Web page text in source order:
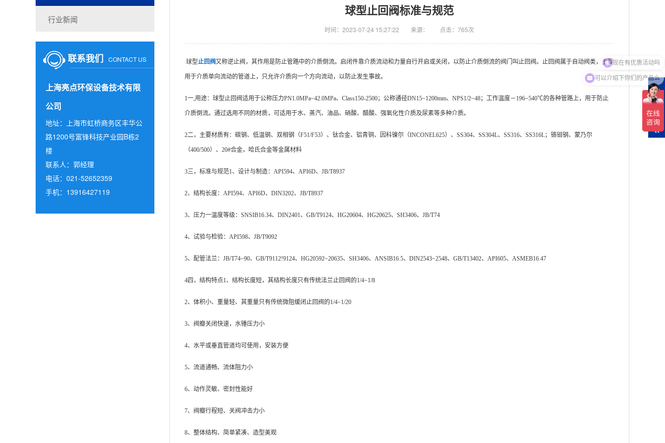
行业新闻
联系我们 CONTACT US
上海亮点环保设备技术有限
公司
地址：上海市虹桥商务区丰华公
路1200号富锋科技产业园B栋2
楼
联系人：郭经理
电话：021-52652359
手机：13916427119
球型止回阀标准与规范
时间：2023-07-24 15:27:22 来源： 点击：765次
球型止回阀 又称逆止阀，其作用是防止管路中的介质倒流。启闭件靠介质流动和力量自行开启或关闭，以防止介质倒流的阀门叫止回阀。止回阀属于自动阀类，主要
用于介质单向流动的管道上，只允许介质向一个方向流动，以防止发生事故。
1一,用途：球型止回阀适用于公称压力PN1.0MPa~42.0MPa、Class150-2500；公称通径DN15~1200mm、NPS1/2~48；工作温度－196~540℃的各种管路上，用于防止
介质倒流。通过选用不同的材质，可适用于水、蒸汽、油品、硝酸、醋酸、强氧化性介质及尿素等多种介质。
2二，主要材质有：碳钢、低温钢、双相钢（F51/F53）、钛合金、铝青铜、因科镍尔（INCONEL625）、SS304、SS304L、SS316、SS316L；铬钼钢、蒙乃尔
（400/500）、20#合金，哈氏合金等金属材料
3三，标准与规范1、设计与制造：API594、API6D、JB/T8937
2、结构长度：API594、API6D、DIN3202、JB/T8937
3、压力一温度等级：SNSIB16.34、DIN2401、GB/T9124、HG20604、HG20625、SH3406、JB/T74
4、试验与检验：API598、JB/T9092
5、配管法兰：JB/T74~90、GB/T9112!9124、HG20592~20635、SH3406、ANSIB16.5、DIN2543~2548、GB/T13402、API605、ASMEB16.47
4四，结构特点1、结构长度短，其结构长度只有传统法兰止回阀的1/4~1/8
2、体积小、重量轻、其重量只有传统微阻缓闭止回阀的1/4~1/20
3、阀瓣关闭快速，水锤压力小
4、水平或垂直管道均可使用，安装方便
5、流道通畅、流体阻力小
6、动作灵敏、密封性能好
7、阀瓣行程短、关阀冲击力小
8、整体结构、简单紧凑、造型美观
在
线
客
服
可以介绍下你们的产品么